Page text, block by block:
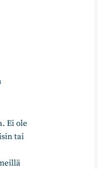
Ei ole
tai